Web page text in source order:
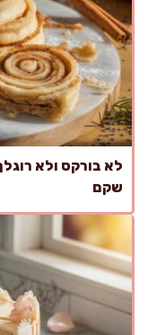
לא בורקס ולא
שקם